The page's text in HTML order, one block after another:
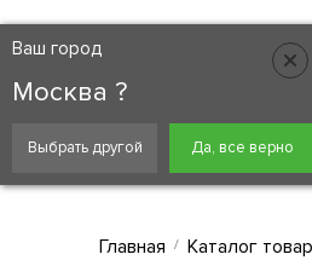
Москва
Ваш город
Москва ?
Выбрать другой Да, все верно
Главная Каталог